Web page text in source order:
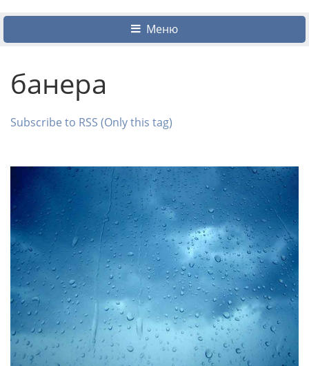
Меню
банера
Subscribe to RSS (Only this tag)